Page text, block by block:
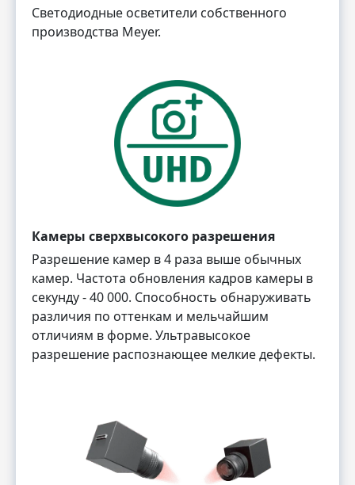
Светодиодные осветители собственного
производства Meyer.
Камеры сверхвысокого разрешения
Разрешение камер в 4 раза выше обычных
камер. Частота обновления кадров камеры в
секунду - 40 000. Способность обнаруживать
различия по оттенкам и мельчайшим
отличиям в форме. Ультравысокое
разрешение распознающее мелкие дефекты.